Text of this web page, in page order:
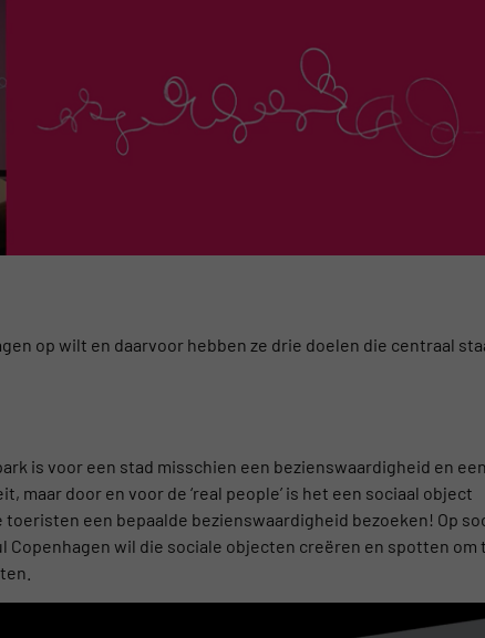
op wilt en daarvoor hebben ze drie doelen die centraal
is voor een stad misschien een bezienswaardigheid en een
door en voor de ‘real people’ is het een sociaal object
een bepaalde bezienswaardigheid bezoeken! Op
Copenhagen wil die sociale objecten creëren en spotten om